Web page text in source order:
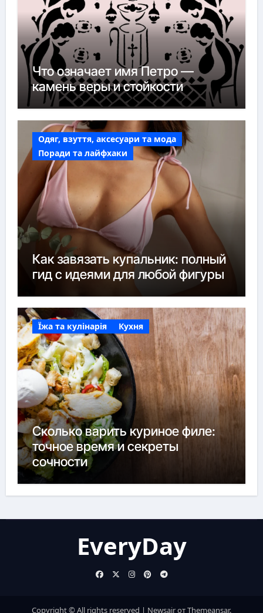
Что означает имя Петро —
камень веры и стойкости
Одяг, взуття, аксесуари та мода
Поради та лайфхаки
Как завязать купальник: полный
гид с идеями для любой фигуры
Їжа та кулінарія Кухня
Сколько варить куриное филе:
точное время и секреты
сочности
EveryDay
Copyright © All rights reserved | NewsairотThemeansar.